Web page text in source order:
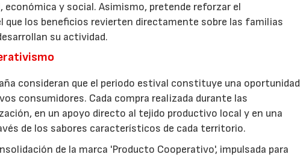
y social. Asimismo, pretende reforzar el
que los beneficios revierten directamente sobre las familias
su actividad.
consideran que el periodo estival constituye una oportunidad
consumidores. Cada compra realizada durante las
en un apoyo directo al tejido productivo local y en una
de los sabores característicos de cada territorio.
de la marca 'Producto Cooperativo', impulsada para